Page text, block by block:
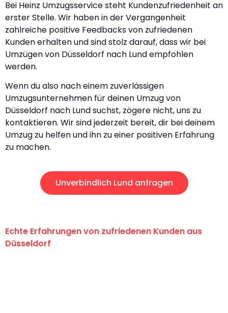
Bei Heinz Umzugsservice steht Kundenzufriedenheit an
erster Stelle. Wir haben in der Vergangenheit
zahlreiche positive Feedbacks von zufriedenen
Kunden erhalten und sind stolz darauf, dass wir bei
Umzügen von Düsseldorf nach Lund empfohlen
werden.
Wenn du also nach einem zuverlässigen
Umzugsunternehmen für deinen Umzug von
Düsseldorf nach Lund suchst, zögere nicht, uns zu
kontaktieren. Wir sind jederzeit bereit, dir bei deinem
Umzug zu helfen und ihn zu einer positiven Erfahrung
zu machen.
Unverbindlich Lund anfragen
Echte Erfahrungen von zufriedenen Kunden aus
Düsseldorf